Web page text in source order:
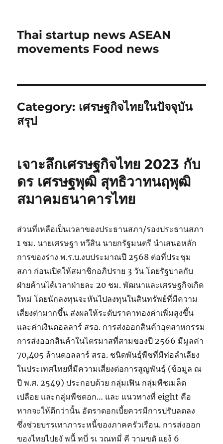
Thai startup news ASEAN
movements Food news
Category: เศรษฐกิจไทยในปัจจุบัน
สรุป
เจาะลึกเศรษฐกิจไทย 2023 กับ
ดร เศรษฐพุฒิ สุทธิวาทนฤพุฒิ
สมาคมธนาคารไทย
ส่วนที่เหลือเป็นเวลาของประธานสภา/รองประธานสภา
1 ชม. นายเศรษฐา ทวีสิน นายกรัฐมนตรี นำเสนอหลัก
การของร่าง พ.ร.บ.งบประมาณปี 2568 ต่อที่ประชุม
สภา ก่อนเปิดให้สมาชิกอภิปราย 3 วัน โดยรัฐบาลกับ
ฝ่ายค้านได้เวลาฝ่ายละ 20 ชม. พัฒนาและเศรษฐกิจเกิด
ใหม่ โดยนักลงทุนจะหันไปลงทุนในสินทรัพย์ที่มีความ
เสี่ยงต่ามากขึ้น ส่งผลให้ระดับราคาทองค่าเพิ่มสูงขึ้น
และค่าเงินดอลลาร์ สรอ. การส่งออกสินค้าอุตสาหกรรม
การส่งออกสินค้าในไตรมาสที่สามของปี 2566 มีมูลค่า
70,405 ล้านดอลลาร์ สรอ. ชนิดพันธุ์พืชที่มีท่อลำเลียง
ในประเทศไทยที่มีความเสี่ยงต่อการสูญพันธุ์ (ข้อมูล ณ
ปี พ.ศ. 2549) ประกอบด้วย กลุ่มเฟิน กลุ่มพืชเมล็ด
เปลือย และกลุ่มพืชดอก… และ แนวทางที่ eight คือ
หากจะให้ดีกว่านั้น อัตราดอกเบี้ยควรมีการปรับลดลง
ซึ่งช่วยบรรเทาภาระหนี้ของภาคครัวเรือน. การส่งออก
ของไทยไปยงั พนื้ ทบี่ รเ วณทมี่ คี วามขดั แยง้ 6